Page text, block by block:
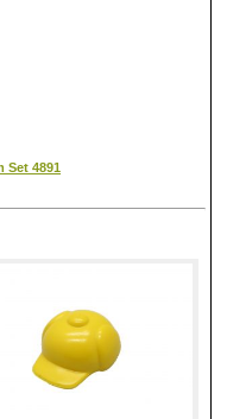
Set 4891